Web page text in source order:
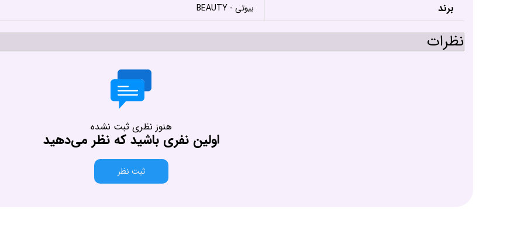
برند بیوتی - BEAUTY
نظرات
هنوز نظری ثبت نشده
اولین نفری باشید که نظر می‌دهید
ثبت نظر